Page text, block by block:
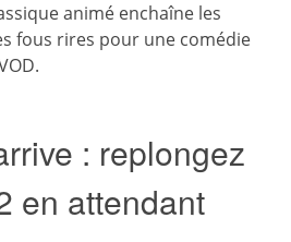
animé enchaîne les
fous rires pour une comédie
: replongez
en attendant